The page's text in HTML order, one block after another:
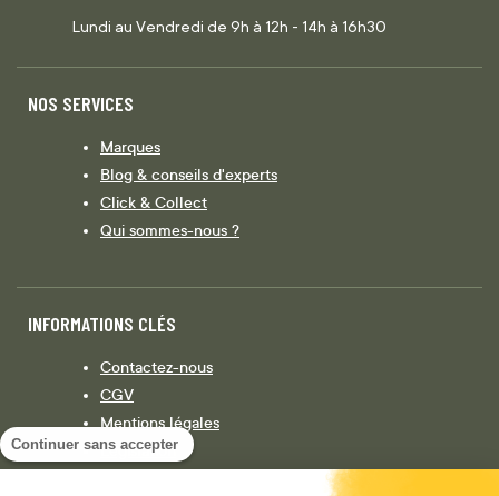
Continuer sans accepter
Lundi au Vendredi de 9h à 12h - 14h à 16h30
NOS SERVICES
Marques
Blog & conseils d'experts
Click & Collect
Qui sommes-nous ?
INFORMATIONS CLÉS
Contactez-nous
CGV
Mentions légales
Législation